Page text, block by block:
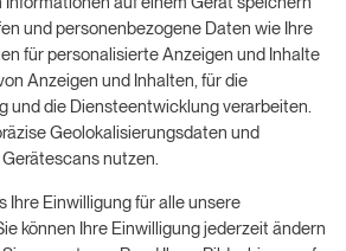
um deine kostenlose 14-
zu starten.
und personenbezogene Daten wie Ihre
für personalisierte Anzeigen und Inhalte
Anzeigen und Inhalten, für die
und die Diensteentwicklung verarbeiten.
Geolokalisierungsdaten und
nutzen.
Ihre Einwilligung für alle unsere
können Ihre Einwilligung jederzeit ändern